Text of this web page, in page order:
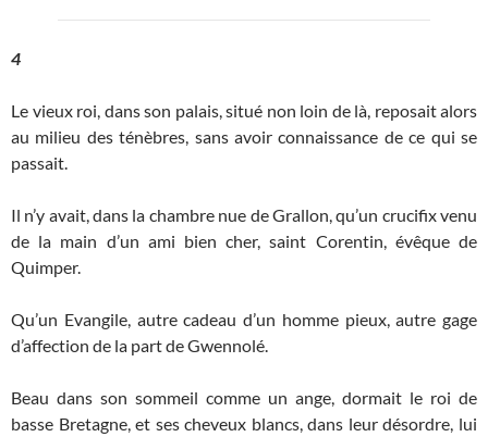
4
Le vieux roi, dans son palais, situé non loin de là, reposait alors
au milieu des ténèbres, sans avoir connaissance de ce qui se
passait.
Il n’y avait, dans la chambre nue de Grallon, qu’un crucifix venu
de la main d’un ami bien cher, saint Corentin, évêque de
Quimper.
Qu’un Evangile, autre cadeau d’un homme pieux, autre gage
d’affection de la part de Gwennolé.
Beau dans son sommeil comme un ange, dormait le roi de
basse Bretagne, et ses cheveux blancs, dans leur désordre, lui